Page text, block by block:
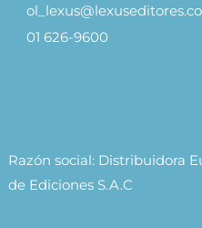
01 626-9600
Razón social: Distribuidora
de Ediciones S.A.C